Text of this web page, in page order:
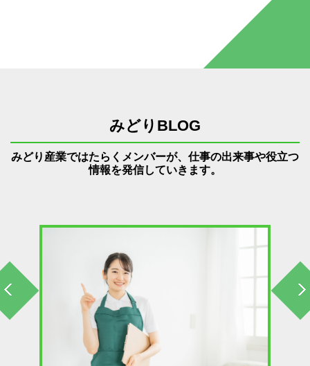
みどりBLOG
みどり産業ではたらくメンバーが、仕事の出来事や役立つ
情報を発信していきます。